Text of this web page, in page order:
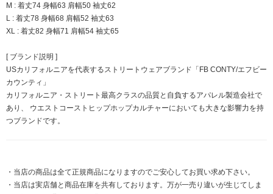
M : 着丈74 身幅63 肩幅50 袖丈62
L : 着丈78 身幅68 肩幅52 袖丈63
XL : 着丈82 身幅71 肩幅54 袖丈65
[ ブランド説明 ]
USカリフォルニアを代表するストリートウェアブランド「FB CONTY/エフビー
カウンティ」
カリフォルニア・ストリート最高クラスの品質と自負するアパレル製造会社で
あり、 ウエストコーストヒップホップカルチャーにおいても大きな影響力を持
つブランドです。
・当店の商品は全て正規商品になりますのでご安心してお買い求め下さい。
・当店は実店舗と商品在庫を共有しております。万が一売り違いが生じてしま